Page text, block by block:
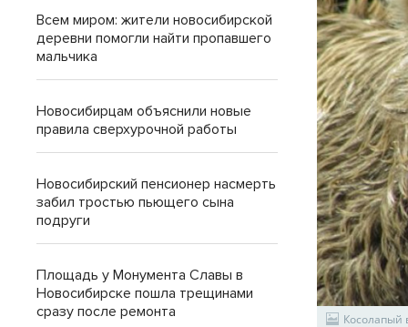
Косолапый
Всем миром: жители новосибирской
деревни помогли найти пропавшего
мальчика
Новосибирцам объяснили новые
правила сверхурочной работы
Новосибирский пенсионер насмерть
забил тростью пьющего сына
подруги
Площадь у Монумента Славы в
Новосибирске пошла трещинами
сразу после ремонта